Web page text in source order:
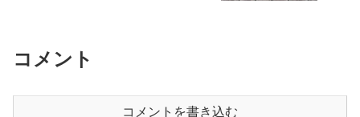
コメント
コメントを書き込む